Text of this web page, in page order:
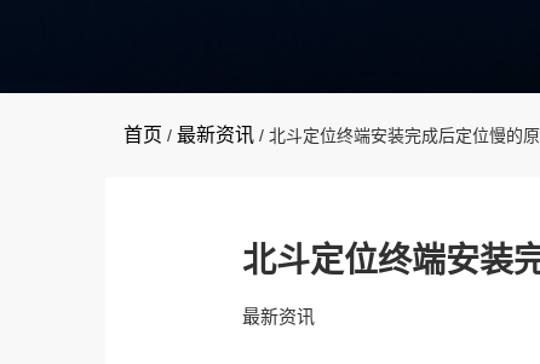
首页 / 最新资讯 / 北斗定位终端安装完成后定位慢的原
北斗定位终端安装
最新资讯